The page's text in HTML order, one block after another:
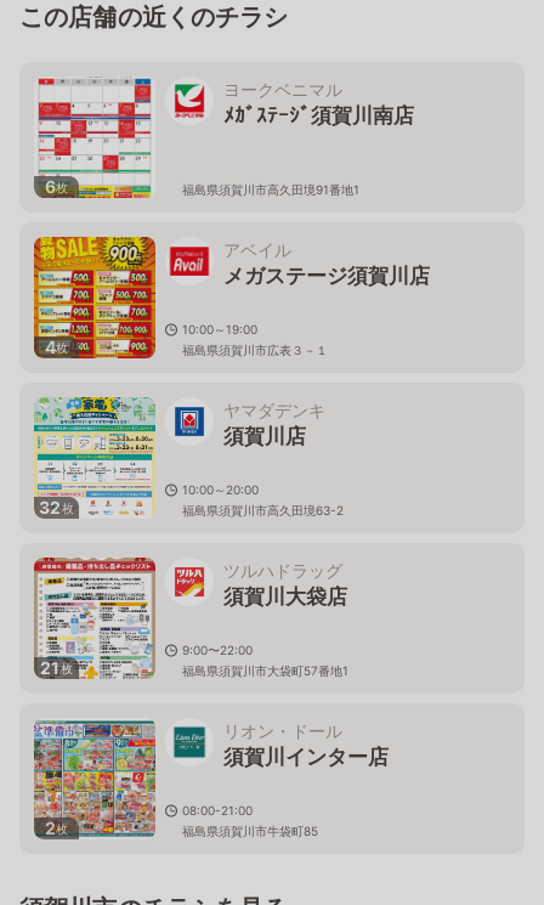
この店舗の近くのチラシ
6枚
ヨークベニマル
ﾒｶﾞｽﾃｰｼﾞ須賀川南店
福島県須賀川市高久田境91番地1
4枚
アベイル
メガステージ須賀川店
10:00～19:00
福島県須賀川市広表３－１
32枚
ヤマダデンキ
須賀川店
10:00～20:00
福島県須賀川市高久田境63-2
21枚
ツルハドラッグ
須賀川大袋店
9:00〜22:00
福島県須賀川市大袋町57番地1
2枚
リオン・ドール
須賀川インター店
08:00-21:00
福島県須賀川市牛袋町85